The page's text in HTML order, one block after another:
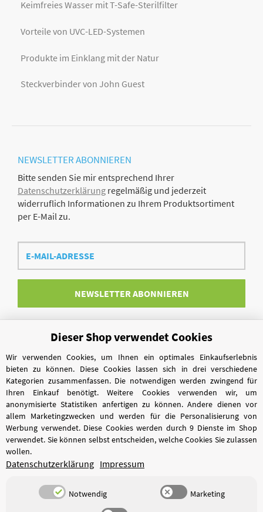
Keimfreies Wasser mit T-Safe-Sterilfilter
Vorteile von UVC-LED-Systemen
Produkte im Einklang mit der Natur
Steckverbinder von John Guest
NEWSLETTERABONNIEREN
Bitte senden Sie mir entsprechend Ihrer
Datenschutzerklärung regelmäßig und jederzeit
widerruflich Informationen zu Ihrem Produktsortiment
per E-Mail zu.
E-
Mail-
Adresse
NEWSLETTER ABONNIEREN
Vertrag widerrufen
Dieser Shop verwendet Cookies
Wir verwenden Cookies, um Ihnen ein optimales Einkaufserlebnis
bieten zu können. Diese Cookies lassen sich in drei verschiedene
Kategorien zusammenfassen. Die notwendigen werden zwingend für
Ihren Einkauf benötigt. Weitere Cookies verwenden wir, um
anonymisierte Statistiken anfertigen zu können. Andere dienen vor
allem Marketingzwecken und werden für die Personalisierung von
Werbung verwendet. Diese Cookies werden durch 9 Dienste im Shop
verwendet. Sie können selbst entscheiden, welche Cookies Sie zulassen
wollen.
Datenschutzerklärung Impressum
Notwendig Marketing